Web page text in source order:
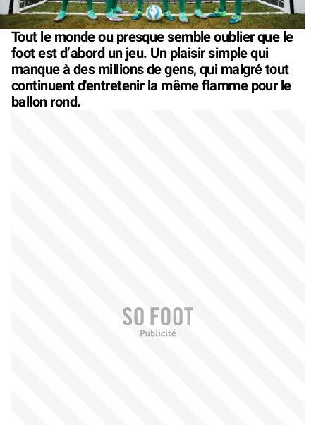
Tout le monde ou presque semble oublier que le
foot est d’abord un jeu. Un plaisir simple qui
manque à des millions de gens, qui malgré tout
continuent d'entretenir la même flamme pour le
ballon rond.